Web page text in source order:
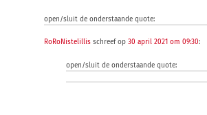
open/sluit de onderstaande quote:
RoRoNistelillis schreef op 30 april 2021 om 09:30:
open/sluit de onderstaande quote: